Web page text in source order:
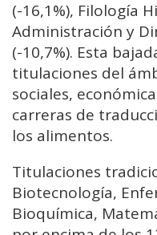
(-16,1%), Filología
Administración y
(-10,7%). Esta
titulaciones del
sociales,
carreras de
los alimentos.
Titulaciones
Biotecnología,
Bioquímica,